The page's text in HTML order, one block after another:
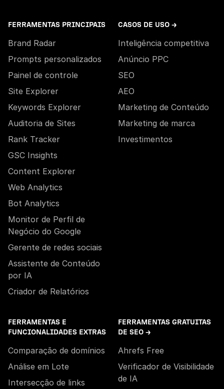
FERRAMENTAS PRINCIPAIS
Brand Radar
Prompts personalizados
Painel de controle
Site Explorer
Keywords Explorer
Auditoria de Sites
Rank Tracker
GSC Insights
Content Explorer
Web Analytics
Bot Analytics
Monitor de Perfil de
Negócio do Google
Gerente de redes sociais
Assistente de Conteúdo
por IA
Criador de Relatórios
CASOS DE USO →
Inteligência competitiva
Anúncio PPC
SEO
AEO
Marketing de Conteúdo
Marketing de marca
Investimentos
FERRAMENTAS E
FUNCIONALIDADES EXTRAS
Comparação de domínios
Análise em Lote
Intersecção de links
FERRAMENTAS GRATUITAS
DE SEO →
Ahrefs Free
Verificador de Visibilidade
de IA